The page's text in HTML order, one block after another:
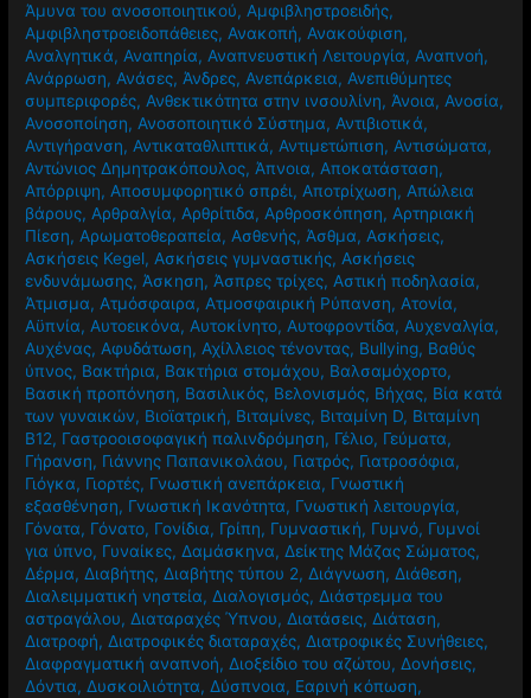
Άμυνα του ανοσοποιητικού,Αμφιβληστροειδής,
Αμφιβληστροειδοπάθειες,Ανακοπή,Ανακούφιση,
Αναλγητικά,Αναπηρία,Αναπνευστική Λειτουργία,Αναπνοή,
Ανάρρωση,Ανάσες,Άνδρες,Ανεπάρκεια,Ανεπιθύμητες
συμπεριφορές,Ανθεκτικότητα στην ινσουλίνη,Άνοια,Ανοσία,
Ανοσοποίηση,Ανοσοποιητικό Σύστημα,Αντιβιοτικά,
Αντιγήρανση,Αντικαταθλιπτικά,Αντιμετώπιση,Αντισώματα,
Αντώνιος Δημητρακόπουλος,Άπνοια,Αποκατάσταση,
Απόρριψη,Αποσυμφορητικό σπρέι,Αποτρίχωση,Απώλεια
βάρους,Αρθραλγία,Αρθρίτιδα,Αρθροσκόπηση,Αρτηριακή
Πίεση,Αρωματοθεραπεία,Ασθενής,Άσθμα,Ασκήσεις,
Ασκήσεις Kegel,Ασκήσεις γυμναστικής,Ασκήσεις
ενδυνάμωσης,Άσκηση,Άσπρες τρίχες,Αστική ποδηλασία,
Άτμισμα,Ατμόσφαιρα,Ατμοσφαιρική Ρύπανση,Ατονία,
Αϋπνία,Αυτοεικόνα,Αυτοκίνητο,Αυτοφροντίδα,Αυχεναλγία,
Αυχένας,Αφυδάτωση,Αχίλλειος τένοντας, Βullying, Βαθύς
ύπνος, Βακτήρια, Βακτήρια στομάχου, Βαλσαμόχορτο,
Βασική προπόνηση, Βασιλικός, Βελονισμός, Βήχας, Βία κατά
των γυναικών, Βιοϊατρική, Βιταμίνες, Βιταμίνη D, Βιταμίνη
Β12, Γαστροοισοφαγική παλινδρόμηση, Γέλιο, Γεύματα,
Γήρανση, Γιάννης Παπανικολάου, Γιατρός, Γιατροσόφια,
Γιόγκα, Γιορτές, Γνωστική ανεπάρκεια, Γνωστική
εξασθένηση, Γνωστική Ικανότητα, Γνωστική λειτουργία,
Γόνατα, Γόνατο, Γονίδια, Γρίπη, Γυμναστική, Γυμνό, Γυμνοί
για ύπνο, Γυναίκες,Δαμάσκηνα,Δείκτης Μάζας Σώματος,
Δέρμα,Διαβήτης,Διαβήτης τύπου 2,Διάγνωση,Διάθεση,
Διαλειμματική νηστεία,Διαλογισμός,Διάστρεμμα του
αστραγάλου,Διαταραχές Ύπνου,Διατάσεις,Διάταση,
Διατροφή,Διατροφικές διαταραχές,Διατροφικές Συνήθειες,
Διαφραγματική αναπνοή,Διοξείδιο του αζώτου,Δονήσεις,
Δόντια,Δυσκοιλιότητα,Δύσπνοια, Εαρινή κόπωση,